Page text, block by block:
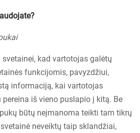
kad vartotojas galėtų
funkcijomis, pavyzdžiui,
informaciją, kai vartotojas
iš vieno puslapio į kitą. Be
būtų neįmanoma teikti tam tikrų
neveiktų taip sklandžiai,